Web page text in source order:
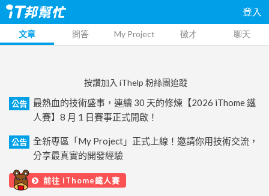
登入
文章 問答 My Project 徵才 聊天
按讚加入 iThelp 粉絲團追蹤
公告
最熱血的技術盛事，連續 30 天的修煉【2026 iThome 鐵
人賽】8 月 1 日賽事正式開啟！
公告
全新專區「My Project」正式上線！邀請你用技術交流，
分享最真實的開發經驗
前往 iThome鐵人賽